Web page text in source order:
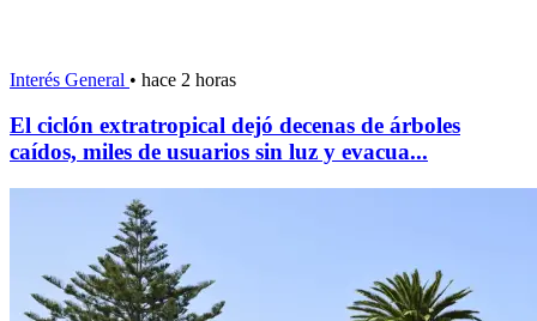
Interés General • hace 2 horas
El ciclón extratropical dejó decenas de árboles
caídos, miles de usuarios sin luz y evacua...